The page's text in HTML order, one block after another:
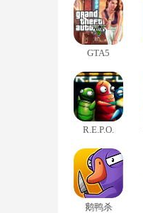
GTA5
R.E.P.O.
鹅鸭杀